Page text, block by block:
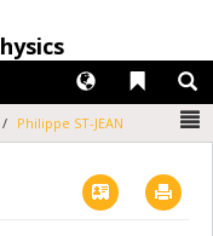
Liens
Langues
Philippe ST-JEAN
Vcard